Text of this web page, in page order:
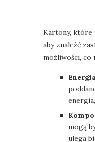
Kartony, które
aby znaleźć
możliwości, co
mogą
ulega